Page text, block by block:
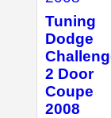
Tuning
Dodge
2 Door
Coupe
2008